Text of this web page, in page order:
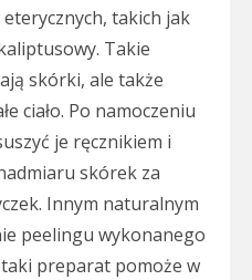
takich jak
Takie
skórki, ale także
ciało. Po namoczeniu
je ręcznikiem i
skórek za
Innym naturalnym
peelingu wykonanego
preparat pomoże w